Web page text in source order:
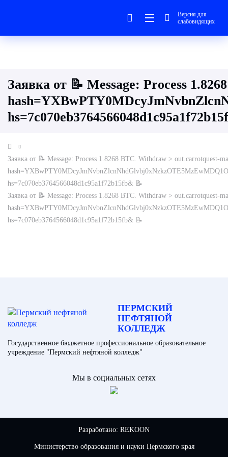
Версия для
слабовидящих
Заявка от 📝 Message: Process
Заявка от 📝 Message: Process 1.8268 BTC. Withdraw > out.carrotquest-
hs=7c070eb3764566048d1c95a1f72b15fb& 📝
Заявка от 📝 Message: Process 1.8268 BTC. Withdraw > out.carrotquest-
hs=7c070eb3764566048d1c95a1f72b15fb& 📝
ПЕРМСКИЙ
НЕФТЯНОЙ
КОЛЛЕДЖ
Государственное бюджетное профессиональное образовательное
учреждение "Пермский нефтяной колледж"
Мы в социальных сетях
Разработано: REKOON
Министерство образования и науки Пермского края